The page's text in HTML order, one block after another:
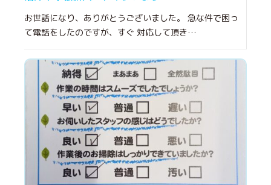
お世話になり、ありがとうございました。 急な件で困っ
て電話をしたのですが、すぐ 対応して頂き…